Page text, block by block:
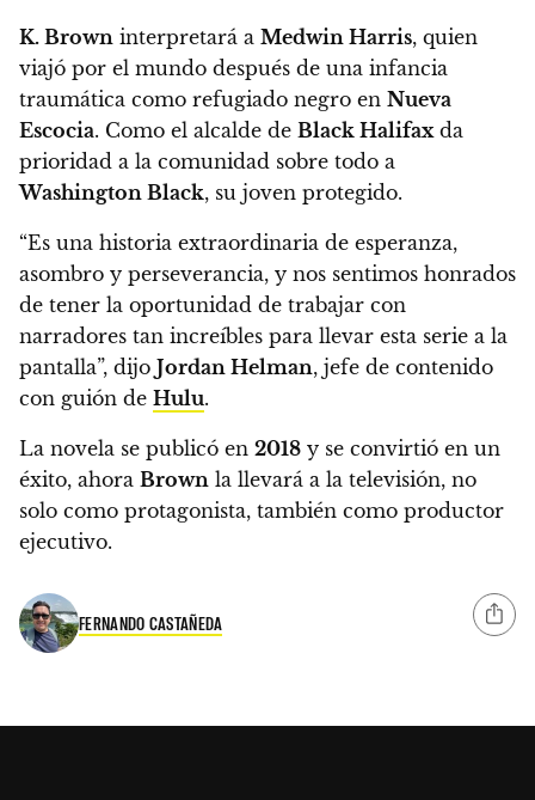
K. Brown interpretará a Medwin Harris, quien
viajó por el mundo después de una infancia
traumática como refugiado negro en Nueva
Escocia. Como el alcalde de Black Halifax da
prioridad a la comunidad sobre todo a
Washington Black, su joven protegido.
“Es una historia extraordinaria de esperanza,
asombro y perseverancia, y nos sentimos honrados
de tener la oportunidad de trabajar con
narradores tan increíbles para llevar esta serie a la
pantalla”, dijo Jordan Helman, jefe de contenido
con guión de Hulu.
La novela se publicó en 2018 y se convirtió en un
éxito, ahora Brown la llevará a la televisión, no
solo como protagonista, también como productor
ejecutivo.
FERNANDO CASTAÑEDA